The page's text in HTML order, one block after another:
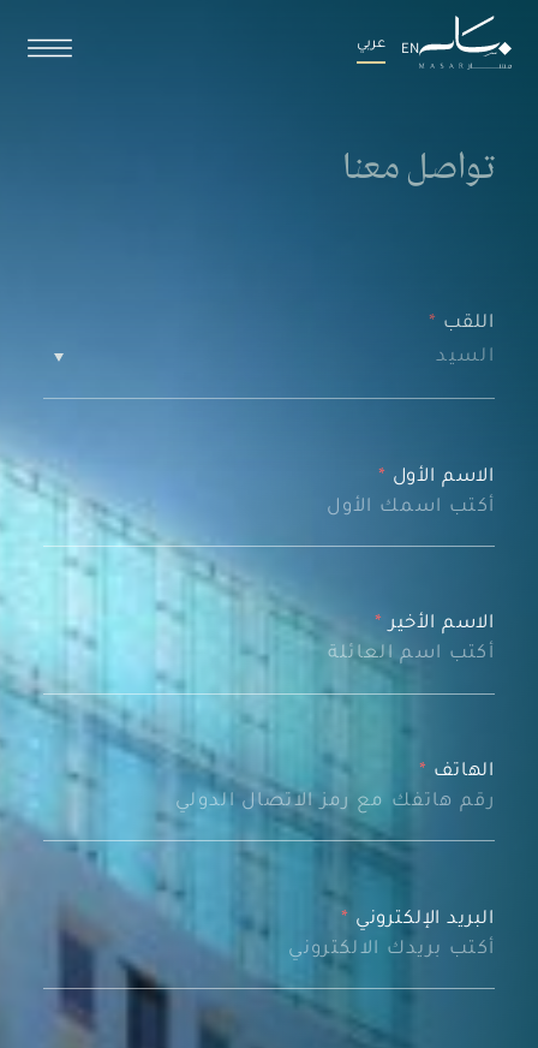
EN عربي
تواصلمعنا
اللقب *
الاسم الأول *
الاسم الأخير *
الهاتف *
البريد الإلكتروني *